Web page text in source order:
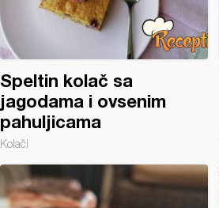
Speltin kolač sa
jagodama i ovsenim
pahuljicama
Kolači